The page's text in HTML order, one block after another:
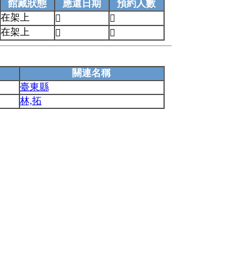
館藏狀態 應還日期
預約人數
在架上 

在架上  
關連名稱
臺東縣
林,拓